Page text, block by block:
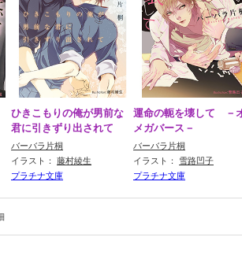
ひきこもりの俺が男前な
君に引きずり出されて
バーバラ片桐
イラスト： 藤村綾生
プラチナ文庫
運命の軛を壊して －
メガバース－
バーバラ片桐
イラスト： 雪路凹子
プラチナ文庫